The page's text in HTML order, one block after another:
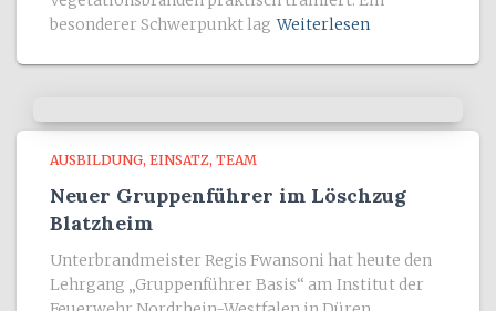
besonderer Schwerpunkt lag Weiterlesen
AUSBILDUNG EINSATZ TEAM
Neuer Gruppenführer im Löschzug
Blatzheim
Unterbrandmeister Regis Fwansoni hat heute den
Lehrgang „Gruppenführer Basis“ am Institut der